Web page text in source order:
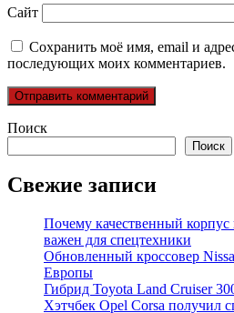
Сайт
Сохранить моё имя, email и
последующих моих комментариев.
Поиск
Поиск
Свежие записи
Почему качественный корпус
важен для спецтехники
Обновленный кроссовер
Европы
Гибрид Toyota Land Cruiser
Хэтчбек Opel Corsa получил